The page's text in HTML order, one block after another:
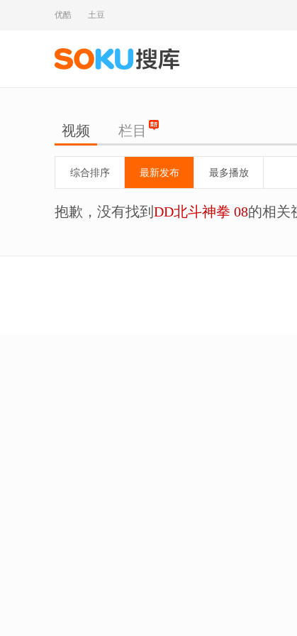
优酷 土豆
视频 栏目
综合排序 最新发布 最多播放
抱歉，没有找到 DD北斗神拳 08的相关